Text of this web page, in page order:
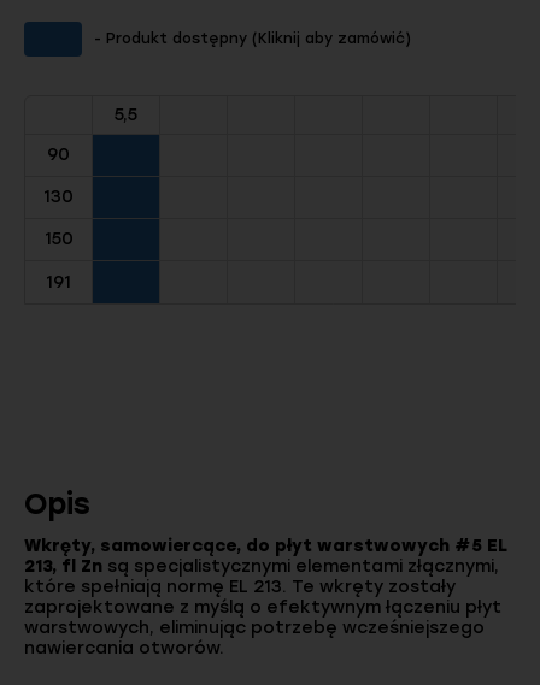
- Produkt dostępny (Kliknij aby zamówić)
5,5
90
130
150
191
Opis
Wkręty, samowiercące, do płyt warstwowych #5 EL
213, fl Zn są specjalistycznymi elementami złącznymi,
które spełniają normę EL 213. Te wkręty zostały
zaprojektowane z myślą o efektywnym łączeniu płyt
warstwowych, eliminując potrzebę wcześniejszego
nawiercania otworów.